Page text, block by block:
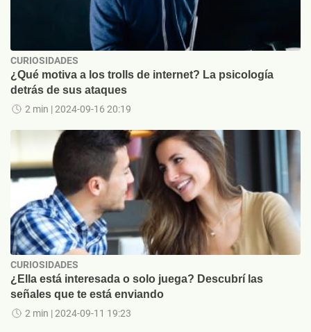
CURIOSIDADES
¿Qué motiva a los trolls de internet? La psicología
detrás de sus ataques
2 min | 2024-09-16 20:19
CURIOSIDADES
¿Ella está interesada o solo juega? Descubrí las
señales que te está enviando
2 min | 2024-09-11 19:23